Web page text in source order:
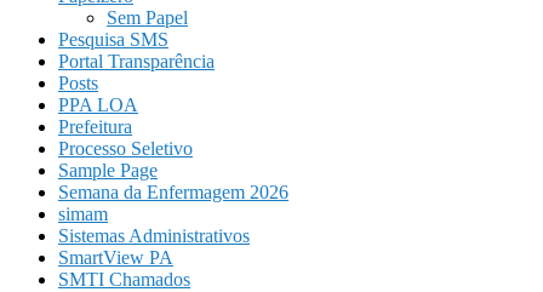
Sem Papel
Pesquisa SMS
Portal Transparência
Posts
PPA LOA
Prefeitura
Processo Seletivo
Sample Page
Semana da Enfermagem 2026
simam
Sistemas Administrativos
SmartView PA
SMTI Chamados